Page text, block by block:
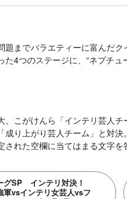
題までバラエティーに富んだ
た4つのステージに、“ネプチ
こがけんら「インテリ芸人
り上がり芸人チーム」と対
れた空欄に当てはまる文字を
グSP インテリ対決！
軍vsインテリ女芸人vsフ